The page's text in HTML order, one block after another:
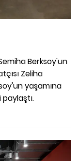
Berksoy'un
Zeliha
yaşamına